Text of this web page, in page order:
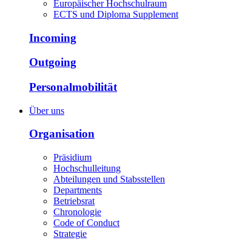
Europäischer Hochschulraum
ECTS und Diploma Supplement
Incoming
Outgoing
Personalmobilität
Über uns
Organisation
Präsidium
Hochschulleitung
Abteilungen und Stabsstellen
Departments
Betriebsrat
Chronologie
Code of Conduct
Strategie